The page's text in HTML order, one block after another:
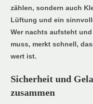
zählen, sondern auch
Lüftung und ein
Wer nachts aufsteht
muss, merkt schnell,
wert ist.
Sicherheit und
zusammen